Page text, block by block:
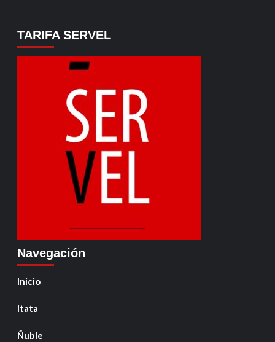
TARIFA SERVEL
Navegación
Inicio
Itata
Ñuble